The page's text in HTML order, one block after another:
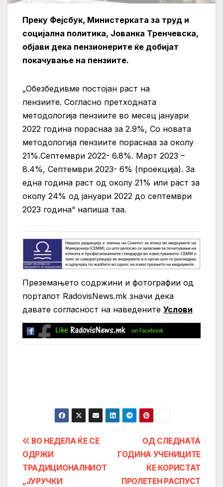
Преку Фејсбук, Министерката за труд и
социјална политика, Јованка Тренчевска,
објави дека пензионерите ќе добијат
покачување на пензиите.
„Обезбедивме постојан раст на
пензиите. Согласно претходната
методологија пензиите во месец јануари
2022 година пораснаа за 2.9%, Со новата
методологија пензиите пораснаа за околу
21%.Септември 2022- 6.8%. Март 2023 –
8.4%, Септември 2023- 6% (проекција). За
една година раст од околу 21% или раст за
околу 24% од јануари 2022 до септември
2023 година“ напиша таа.
Преземањето содржини и фотографии од
порталот RadovisNews.mk значи дека
давате согласност на нaведените Услови
Post
navigation
ОД СЛЕДНАТА
ГОДИНА УЧЕНИЦИТЕ
ЌЕ КОРИСТАТ
ПРОЛЕТЕН РАСПУСТ
ВО НЕДЕЛА ЌЕ СЕ
ОДРЖИ
ТРАДИЦИОНАЛНИОТ
„ЈУРУЧКИ